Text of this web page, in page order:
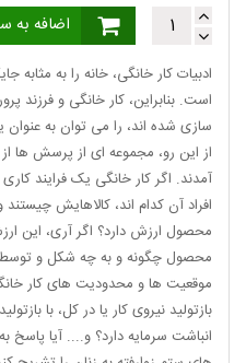
اضافه به
ادبیات کار خانگی، خانه را به مثابه
است. بنابراین، کار خانگی و فرزند
سازی شده اند، را می توان به عنوان
از این رو، مجموعه ای از پرسش ها
آمدند. اگر کار خانگی یک
افراد آن کدام اند، کالاهایش
محصول ارزش دارد؟ اگر آری، این
محصول چگونه و به چه شکل و
موقعیت ها و محدودیت های کار
بازتولید نیروی کار یا در کل، با
انباشت سرمایه دارد؟ و.... آیا